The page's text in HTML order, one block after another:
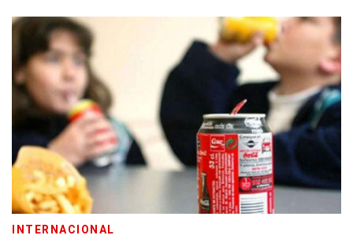
INTERNACIONAL